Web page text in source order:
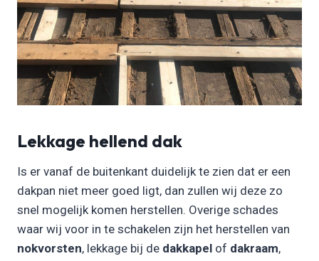
Lekkage hellend dak
Is er vanaf de buitenkant duidelijk te zien dat er een
dakpan niet meer goed ligt, dan zullen wij deze zo
snel mogelijk komen herstellen. Overige schades
waar wij voor in te schakelen zijn het herstellen van
nokvorsten, lekkage bij de dakkapel of dakraam,